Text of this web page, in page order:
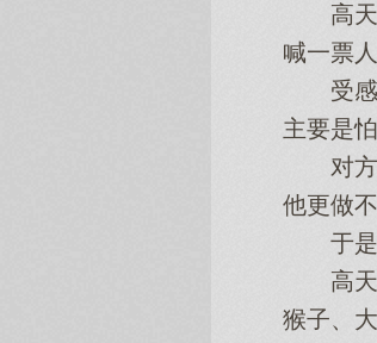
高天扬
喊一票
受感冒
主要是
对方的
他更做不
于是他
高天扬
猴子、